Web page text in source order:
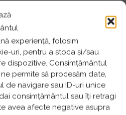
experiență, folosim
uri, pentru a stoca și/sau
dispozitive. Consimțământul
permite să procesăm date,
de navigare sau ID-uri unice
consimțământul sau îți retragi
avea afecte negative asupra
pentru a-ți curăța dinții
de un jet delicat de apă
alimentare și placa
a lungul liniei gingivale.
pentru a curăța eficient